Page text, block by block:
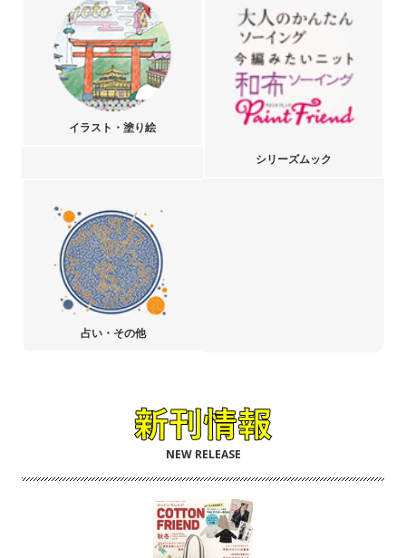
イラスト・塗り絵
シリーズムック
占い・その他
NEW RELEASE